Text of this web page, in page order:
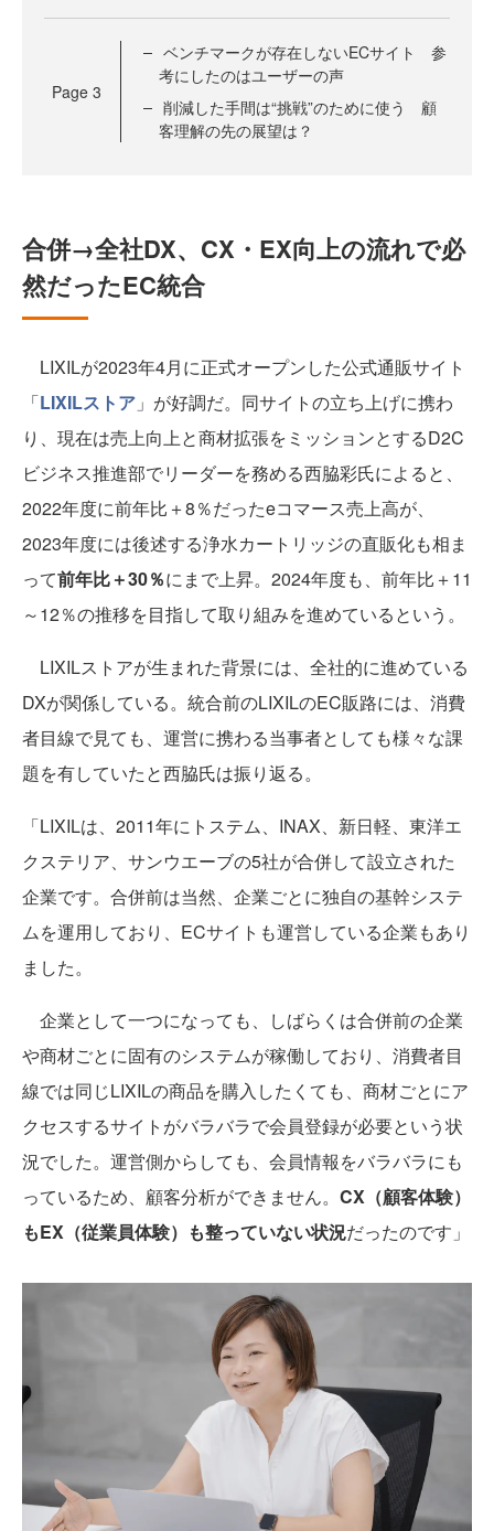
Page 3
ベンチマークが存在しないECサイト 参
考にしたのはユーザーの声
削減した手間は“挑戦”のために使う 顧
客理解の先の展望は？
合併→全社DX、CX・EX向上の流れで必
然だったEC統合
LIXILが2023年4月に正式オープンした公式通販サイト
「LIXILストア 」が好調だ。同サイトの立ち上げに携わ
り、現在は売上向上と商材拡張をミッションとするD2C
ビジネス推進部でリーダーを務める西脇彩氏によると、
2022年度に前年比＋8％だったeコマース売上高が、
2023年度には後述する浄水カートリッジの直販化も相ま
って前年比＋30％にまで上昇。2024年度も、前年比＋11
～12％の推移を目指して取り組みを進めているという。
LIXILストアが生まれた背景には、全社的に進めている
DXが関係している。統合前のLIXILのEC販路には、消費
者目線で見ても、運営に携わる当事者としても様々な課
題を有していたと西脇氏は振り返る。
「LIXILは、2011年にトステム、INAX、新日軽、東洋エ
クステリア、サンウエーブの5社が合併して設立された
企業です。合併前は当然、企業ごとに独自の基幹システ
ムを運用しており、ECサイトも運営している企業もあり
ました。
企業として一つになっても、しばらくは合併前の企業
や商材ごとに固有のシステムが稼働しており、消費者目
線では同じLIXILの商品を購入したくても、商材ごとにア
クセスするサイトがバラバラで会員登録が必要という状
況でした。運営側からしても、会員情報をバラバラにも
っているため、顧客分析ができません。 CX（顧客体験）
もEX（従業員体験）も整っていない状況だったのです」